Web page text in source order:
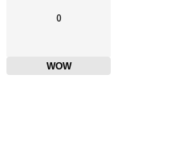
0
WOW